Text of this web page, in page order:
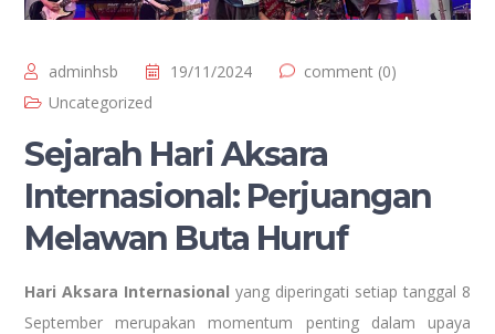
adminhsb 19/11/2024
comment (0)
Uncategorized
Sejarah Hari Aksara
Internasional: Perjuangan
Melawan Buta Huruf
Hari Aksara Internasional yang diperingati setiap tanggal 8
September merupakan momentum penting dalam upaya